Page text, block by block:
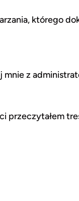
którego
mnie z
przeczytałem